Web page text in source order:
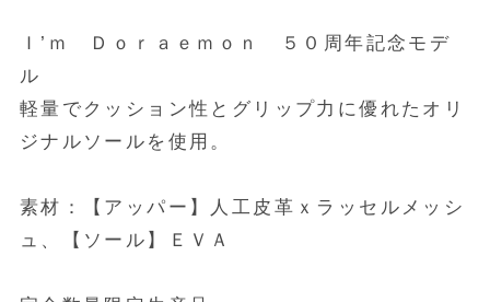
Ｉ’ｍ Ｄｏｒａｅｍｏｎ ５０周年記念モデ
ル
軽量でクッション性とグリップ力に優れたオリ
ジナルソールを使用。
素材：【アッパー】人工皮革ｘラッセルメッシ
ュ、【ソール】ＥＶＡ
お買い物を続ける
カートへ進む